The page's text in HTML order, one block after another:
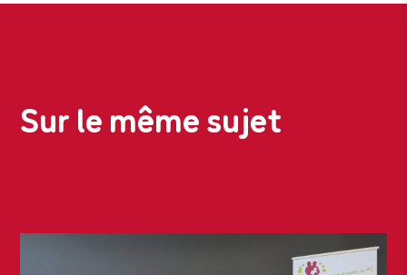
Sur le même sujet